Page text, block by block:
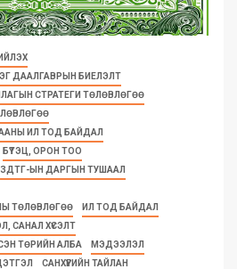
ДААЛГАВРЫН БИЕЛЭЛТ
СТРАТЕГИ ТӨЛӨВЛӨГӨӨ
ИЛ ТОД БАЙДАЛ
БҮТЭЦ, ОРОН ТОО
ЗДТГ-ЫН ДАРГЫН ТУШААЛ
ТӨЛӨВЛӨГӨӨ
ИЛ ТОД БАЙДАЛ
САНАЛ ХҮСЭЛТ
ТӨРИЙН АЛБА
МЭДЭЭЛЭЛ
САНХҮҮГИЙН ТАЙЛАН